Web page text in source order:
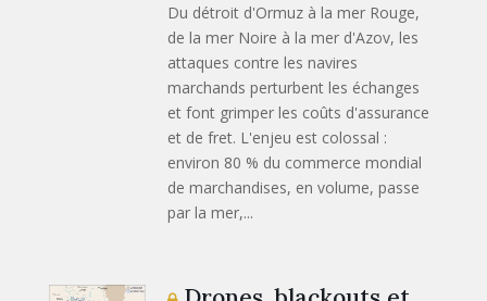
Du détroit d'Ormuz à la mer Rouge,
de la mer Noire à la mer d'Azov, les
attaques contre les navires
marchands perturbent les échanges
et font grimper les coûts d'assurance
et de fret. L'enjeu est colossal :
environ 80 % du commerce mondial
de marchandises, en volume, passe
par la mer,...